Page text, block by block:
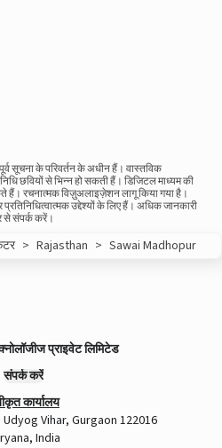
सूचना के परिवर्तन के अधीन हैं। वास्तविक
छवियों से भिन्न हो सकती हैं। डिजिटल माध्यम की
हैं। रचनात्मक विज़ुअलाइज़ेशन लागू किया गया है।
उद्देश्यों के लिए हैं। अधिक जानकारी
से संपर्क करें।
> Rajasthan > Sawai Madhopur
प्राइवेट लिमिटेड
संपर्क करें
कार्यालय
Vihar, Gurgaon 122016
India